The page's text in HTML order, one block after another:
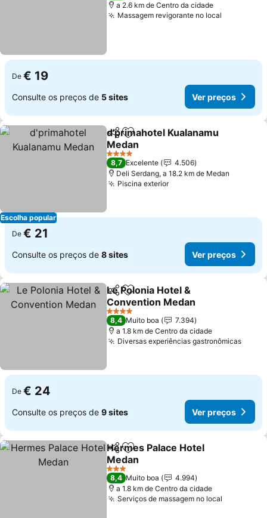
a 2.6 km de Centro da cidade
Massagem revigorante no local
De € 19
Consulte os preços de 5 sites Ver preços
Escolha popular
PartilharAdicionar aos favoritos
d'primahotel Kualanamu
Medan
Ver preços
4 Estrelas
8,7 Excelente
4.506
Deli Serdang, a 18.2 km de Medan
Piscina exteriorVer preços
De € 21
Consulte os preços de 8 sites Ver preços
PartilharAdicionar aos favoritos
Le Polonia Hotel &
Convention Medan
Ver preços
4 Estrelas
8,4 Muito boa
7.394
a 1.8 km de Centro da cidade
Diversas experiências gastronômicasVer
De € 24
Consulte os preços de 9 sites Ver preços
PartilharAdicionar aos favoritos
Hermes Palace Hotel
Medan
Ver preços
3 Estrelas
8,4 Muito boa
4.994
a 1.8 km de Centro da cidade
Serviços de massagem no local